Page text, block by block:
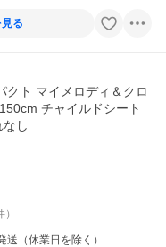
る
クト マイメロディ＆クロ
チャイルドシート
し
）
（休業日を除く）